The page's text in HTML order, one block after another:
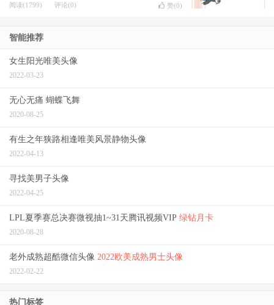
阅读(1799) 评论(0) 赞(0)
智能推荐
女生阳光唯美头像
2022-03-23
无心无痛 蝴蝶飞舞
2020-08-25
有生之年狭路相逢唯美风景静物头像
2022-04-13
寻找美男子头像
2022-04-25
LPL夏季赛总决赛微视抽1~31天腾讯视频VIP 绿钻月卡
2020-08-28
老外成熟超酷微信头像 2022欧美成熟男士头像
2022-02-22
热门标签